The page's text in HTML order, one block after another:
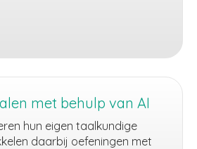
met behulp van AI
hun eigen taalkundige
daarbij oefeningen met